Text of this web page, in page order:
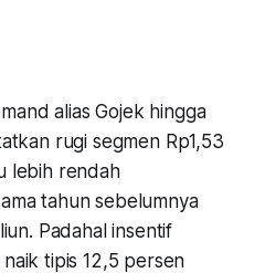
alias Gojek hingga
rugi segmen Rp1,53
lebih rendah
tahun sebelumnya
Padahal insentif
tipis 12,5 persen